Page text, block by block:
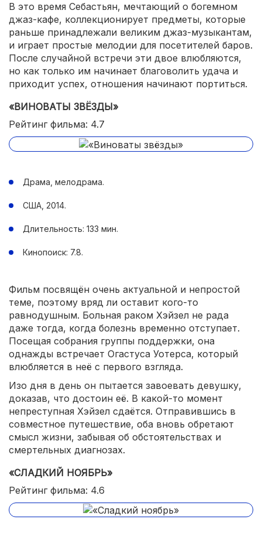
В это время Себастьян, мечтающий о богемном
джаз-кафе, коллекционирует предметы, которые
раньше принадлежали великим джаз-музыкантам,
и играет простые мелодии для посетителей баров.
После случайной встречи эти двое влюбляются,
но как только им начинает благоволить удача и
приходит успех, отношения начинают портиться.
«ВИНОВАТЫ ЗВЁЗДЫ»
Рейтинг фильма: 4.7
Драма, мелодрама.
США, 2014.
Длительность: 133 мин.
Кинопоиск: 7.8.
Фильм посвящён очень актуальной и непростой
теме, поэтому вряд ли оставит кого-то
равнодушным. Больная раком Хэйзел не рада
даже тогда, когда болезнь временно отступает.
Посещая собрания группы поддержки, она
однажды встречает Огастуса Уотерса, который
влюбляется в неё с первого взгляда.
Изо дня в день он пытается завоевать девушку,
доказав, что достоин её. В какой-то момент
непреступная Хэйзел сдаётся. Отправившись в
совместное путешествие, оба вновь обретают
смысл жизни, забывая об обстоятельствах и
смертельных диагнозах.
«СЛАДКИЙ НОЯБРЬ»
Рейтинг фильма: 4.6